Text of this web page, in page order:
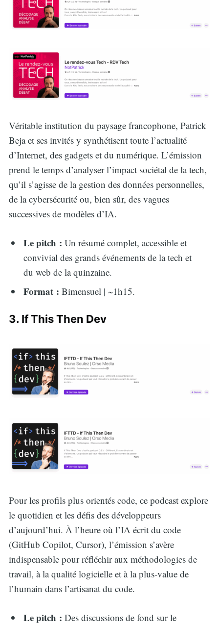
Véritable institution du paysage francophone, Patrick
Beja et ses invités y synthétisent toute l’actualité
d’Internet, des gadgets et du numérique. L’émission
prend le temps d’analyser l’impact sociétal de la tech,
qu’il s’agisse de la gestion des données personnelles,
de la cybersécurité ou, bien sûr, des vagues
successives de modèles d’IA.
Le pitch : Un résumé complet, accessible et
convivial des grands événements de la tech et
du web de la quinzaine.
Format : Bimensuel | ~1h15.
3. If This Then Dev
Pour les profils plus orientés code, ce podcast explore
le quotidien et les défis des développeurs
d’aujourd’hui. À l’heure où l’IA écrit du code
(GitHub Copilot, Cursor), l’émission s’avère
indispensable pour réfléchir aux méthodologies de
travail, à la qualité logicielle et à la plus-value de
l’humain dans l’artisanat du code.
Le pitch : Des discussions de fond sur le